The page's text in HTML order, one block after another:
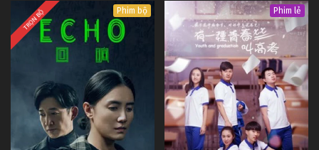
TRỌN BỘ Phim bộ Phim lẻ